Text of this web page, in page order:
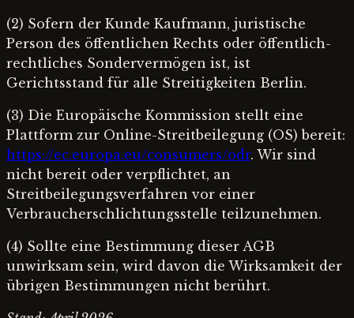
(2) Sofern der Kunde Kaufmann, juristische
Person des öffentlichen Rechts oder öffentlich-
rechtliches Sondervermögen ist, ist
Gerichtsstand für alle Streitigkeiten Berlin.
(3) Die Europäische Kommission stellt eine
Plattform zur Online-Streitbeilegung (OS) bereit:
https://ec.europa.eu/consumers/odr. Wir sind
nicht bereit oder verpflichtet, an
Streitbeilegungsverfahren vor einer
Verbraucherschlichtungsstelle teilzunehmen.
(4) Sollte eine Bestimmung dieser AGB
unwirksam sein, wird davon die Wirksamkeit der
übrigen Bestimmungen nicht berührt.